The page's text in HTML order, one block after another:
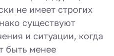
не имеет строгих
существуют
и ситуации, когда
быть менее